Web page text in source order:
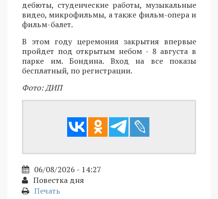
дебюты, студенческие работы, музыкальные
видео, микрофильмы, а также фильм-опера и
фильм-балет.
В этом году церемония закрытия впервые
пройдет под открытым небом - 8 августа в
парке им. Бондина. Вход на все показы
бесплатный, по регистрации.
Фото: ДИП
06/08/2026 - 14:27
Повестка дня
Печать